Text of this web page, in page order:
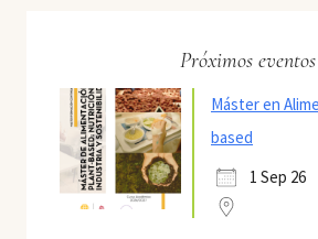
Próximos eventos
Máster en
based
1 Sep 26